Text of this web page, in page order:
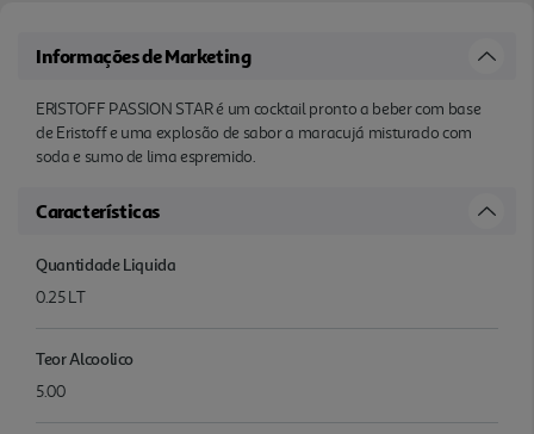
Informações de Marketing
ERISTOFF PASSION STAR é um cocktail pronto a beber com base
de Eristoff e uma explosão de sabor a maracujá misturado com
soda e sumo de lima espremido.
Características
Quantidade Liquida
0.25 LT
Teor Alcoolico
5.00